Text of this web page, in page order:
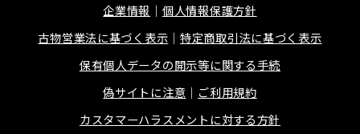
企業情報
個人情報保護方針
古物営業法に基づく表示
特定商取引法に基づく表示
保有個人データの開示等に関する手続
偽サイトに注意
ご利用規約
カスタマーハラスメントに対する方針